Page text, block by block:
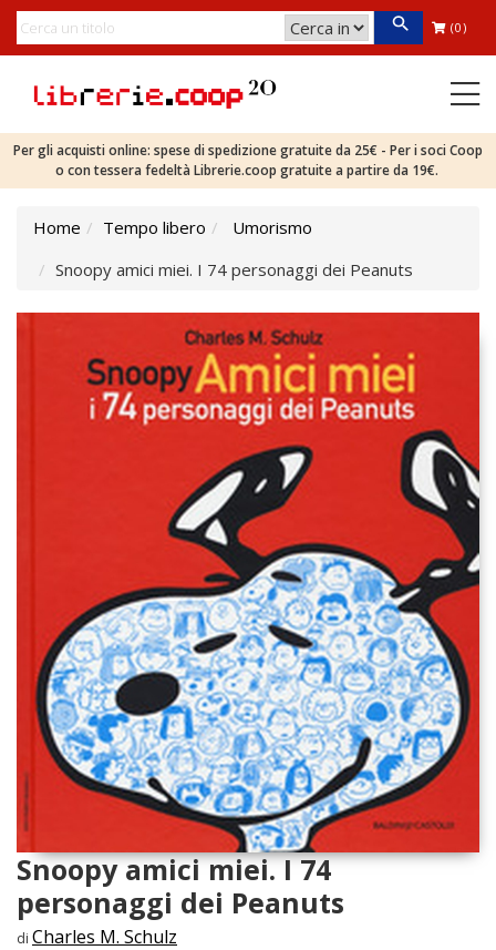
(0)
Per gli acquisti online: spese di spedizione gratuite da 25€ - Per i soci Coop
o con tessera fedeltà Librerie.coop gratuite a partire da 19€.
Home Tempo libero
Umorismo
Snoopy amici miei. I 74 personaggi dei Peanuts
Snoopy amici miei. I 74
personaggi dei Peanuts
di Charles M. Schulz